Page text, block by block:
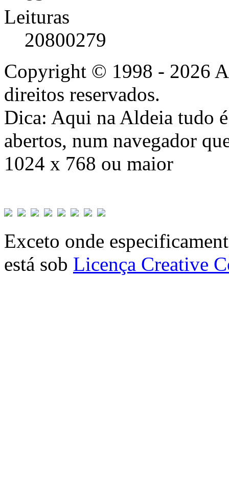
Leituras
20800279
Copyright © 1998 - 2026
direitos reservados.
Dica: Aqui na Aldeia tudo
abertos, num navegador
1024 x 768 ou maior
Exceto onde
está sob Licença Creative